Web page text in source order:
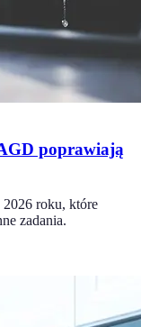
poprawiają
roku, które
zadania.